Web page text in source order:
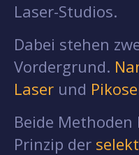
Laser-Studios.
Dabei stehen
Vordergrund.
Laser und
Beide
Prinzip der